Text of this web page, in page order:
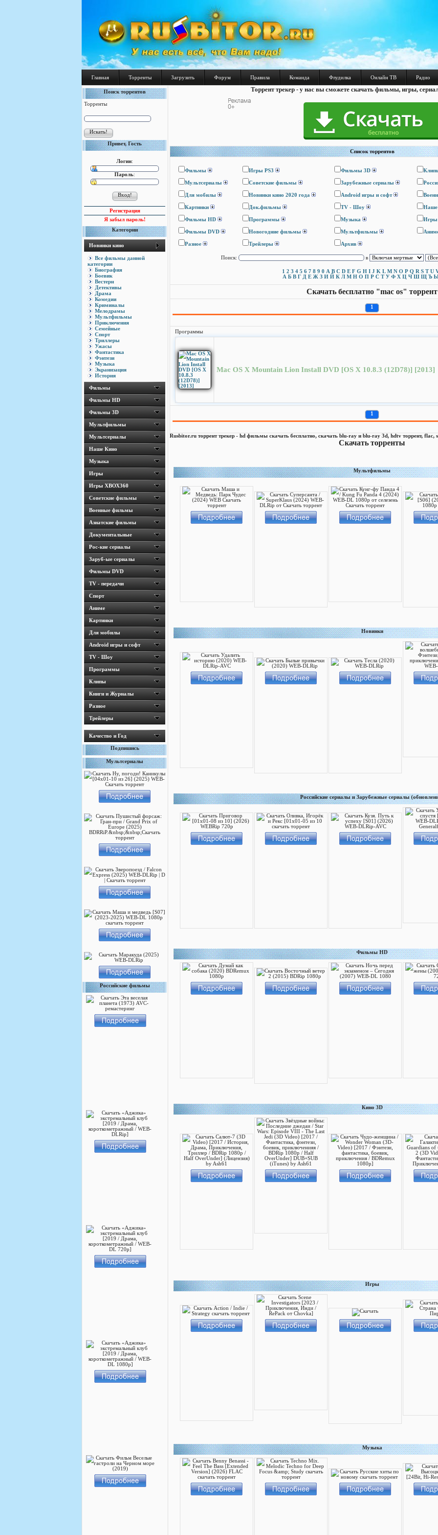
Главная Торренты Загрузить Форум Правила Команда Флудилка Онлайн ТВ Радио
Поиск торрентов
Торренты
Привет, Гость
Логин:
Пароль:
Регистрация
Я забыл пароль!
Категории
Новинки кино
Все фильмы данной
категории
Биография
Боевик
Вестерн
Детективы
Драма
Комедии
Криминалы
Мелодрамы
Мультфильмы
Приключения
Семейные
Спорт
Триллеры
Ужасы
Фантастика
Фэнтези
Музыка
Экранизация
История
Фильмы
Фильмы HD
Фильмы 3D
Мультфильмы
Мультсериалы
Наше Кино
Музыка
Игры
Игры ХВОХ360
Cоветские фильмы
Военные фильмы
Азиатские фильмы
Документальные
Рос-кие сериалы
Заруб-ые сериалы
Фильмы DVD
TV - передачи
Спорт
Аниме
Картинки
Для мобилы
Android игры и софт
TV - Шоу
Программы
Клипы
Книги и Журналы
Разное
Трейлеры
Качество и Год
Подпишись
Мультсериалы
Российские фильмы
Торрент трекер - у нас вы сможете скачать фильмы, игры,
Список торрентов
Фильмы Игры PS3 Фильмы 3D
Мультсериалы Cоветские фильмы Зарубежные сериалы
Для мобилы Новинки кино 2020 года Android игры и софт
Картинки Док.фильмы TV - Шоу Наше
Фильмы HD Программы Музыка Игры
Фильмы DVD Новогодние фильмы Мультфильмы
Разное Трейлеры Архив
Поиск: в
1 2 3 4 5 6 7 8 9 0 A B C D E F G H I J K L M N O P Q R S T U
А Б В Г Д Е Ж З И Й К Л М Н О П Р С Т У Ф Х Ц Ч Ш Щ Ъ
Скачать бесплатно "mac os" торрент
1
Программы
Mac OS X Mountain Lion Install DVD [OS X 10.8.3 (12D78)] [2013]
1
Rusbitor.ru торрент трекер - hd фильмы скачать бесплатно, скачать blu-ray и blu-ray 3d, hdtv торрент, flac,
Скачать торренты
Мультфильмы
Новинки
Российские сериалы и Зарубежные сериалы
Фильмы HD
Кино 3D
Игры
Музыка